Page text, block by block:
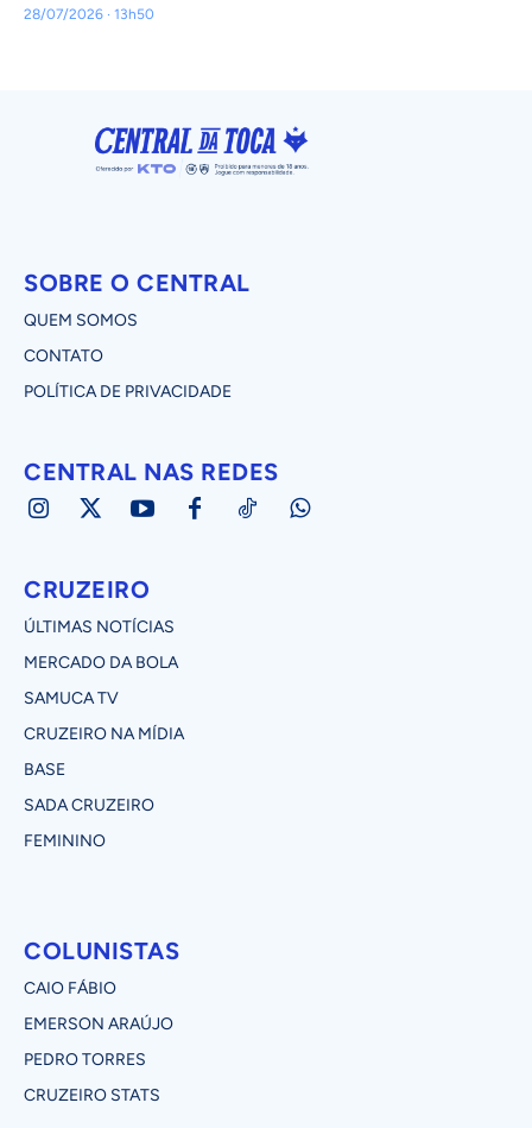
28/07/2026 · 13h50
SOBRE O CENTRAL
QUEM SOMOS
CONTATO
POLÍTICA DE PRIVACIDADE
CENTRAL NAS REDES
CRUZEIRO
ÚLTIMAS NOTÍCIAS
MERCADO DA BOLA
SAMUCA TV
CRUZEIRO NA MÍDIA
BASE
SADA CRUZEIRO
FEMININO
COLUNISTAS
CAIO FÁBIO
EMERSON ARAÚJO
PEDRO TORRES
CRUZEIRO STATS